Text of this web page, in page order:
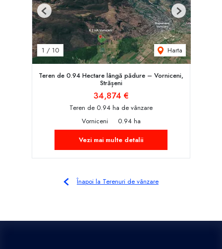
1 / 10 Harta
Previous Next
Teren de 0.94 Hectare lângă pădure – Vorniceni,
Strășeni
34,874 €
Teren de 0.94 ha de vânzare
Vorniceni
0.94 ha
Vezi mai multe detalii
Înapoi la Terenuri de vânzare